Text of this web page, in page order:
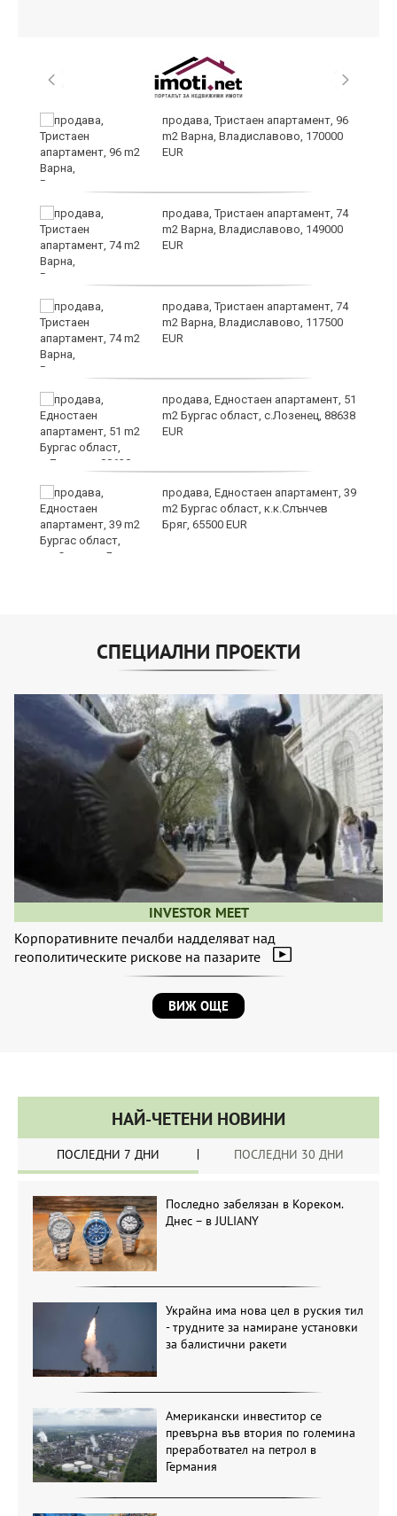
продава, Тристаен апартамент, 96
m2 Варна, Владиславово, 170000
EUR
продава, Тристаен апартамент, 74
m2 Варна, Владиславово, 149000
EUR
продава, Тристаен апартамент, 74
m2 Варна, Владиславово, 117500
EUR
продава, Едностаен апартамент, 51
m2 Бургас област, с.Лозенец, 88638
EUR
продава, Едностаен апартамент, 39
m2 Бургас област, к.к.Слънчев
Бряг, 65500 EUR
СПЕЦИАЛНИ ПРОЕКТИ
INVESTOR MEET
Корпоративните печалби надделяват над
геополитическите рискове на пазарите
ВИЖ ОЩЕ
НАЙ-ЧЕТЕНИ НОВИНИ
ПОСЛЕДНИ 7 ДНИ ПОСЛЕДНИ 30 ДНИ
Последно забелязан в Кореком.
Днес – в JULIANY
Украйна има нова цел в руския тил
- трудните за намиране установки
за балистични ракети
Американски инвеститор се
превърна във втория по големина
преработвател на петрол в
Германия